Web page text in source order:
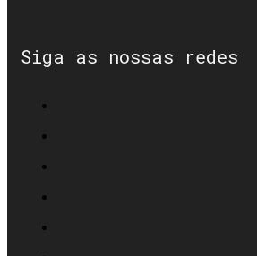
Siga as nossas redes